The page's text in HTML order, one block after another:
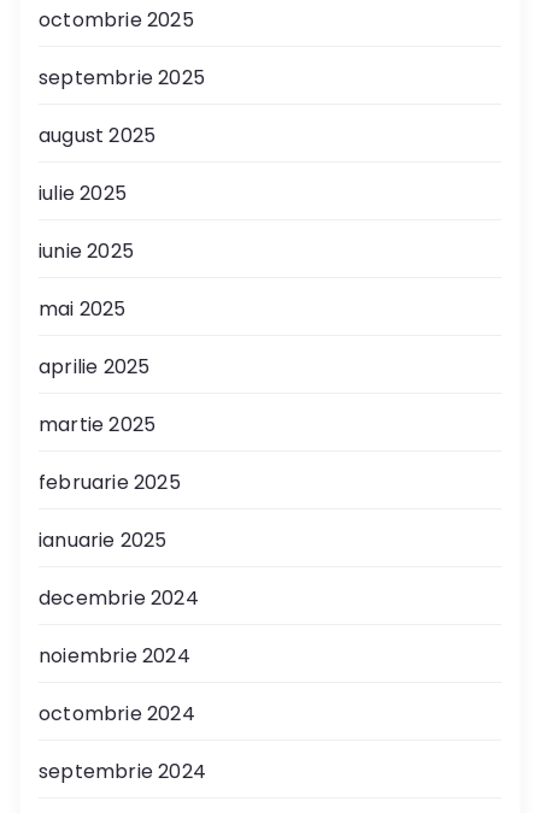
octombrie 2025
septembrie 2025
august 2025
iulie 2025
iunie 2025
mai 2025
aprilie 2025
martie 2025
februarie 2025
ianuarie 2025
decembrie 2024
noiembrie 2024
octombrie 2024
septembrie 2024